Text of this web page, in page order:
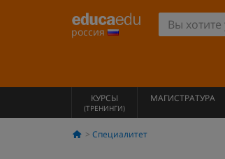
россия
КУРСЫ
(ТРЕНИНГИ)
МАГИСТРАТУРА
Специалитет